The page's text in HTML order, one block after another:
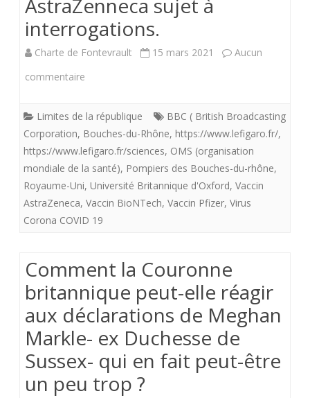
AstraZenneca sujet à
interrogations.
Charte de Fontevrault 15 mars 2021
Aucun
commentaire
vaccin
anti-
coronavirus
AstraZenneca
sujet
interrogations.
Limites de la république
BBC ( British Broadcasting
Corporation, Bouches-du-Rhône, https://www.lefigaro.fr/,
https://www.lefigaro.fr/sciences, OMS (organisation
mondiale de la santé), Pompiers des Bouches-du-rhône,
Royaume-Uni, Université Britannique d'Oxford, Vaccin
AstraZeneca, Vaccin BioNTech, Vaccin Pfizer, Virus
Corona COVID 19
Comment la Couronne
britannique peut-elle réagir
aux déclarations de Meghan
Markle- ex Duchesse de
Sussex- qui en fait peut-être
un peu trop ?